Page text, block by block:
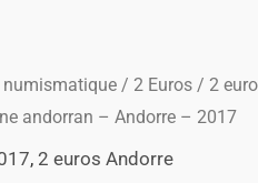
numismatique /2 Euros / 2
andorran – Andorre – 2017
,2 euros Andorre